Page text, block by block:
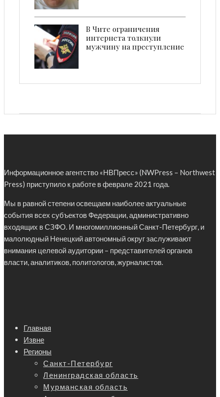
В Чите ограничения
интернета толкнули
мужчину на преступление
Информационное агентство «НВПресс» (NWPress – Northwest
Press) приступило к работе в феврале 2021 года.
Мы в равной степени освещаем наиболее актуальные
события всех субъектов Федерации, административно
входящих в СЗФО. И многомиллионный Санкт-Петербург, и
малолюдный Ненецкий автономный округ заслуживают
внимания целевой аудитории – представителей органов
власти, аналитиков, политологов, журналистов.
Главная
Извне
Регионы
Санкт-Петербург
Ленинградская область
Мурманская область